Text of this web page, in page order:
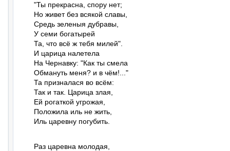
"Ты прекрасна, спору нет;
Но живет без всякой славы,
Средь зеленыя дубравы,
У семи богатырей
Та, что всё ж тебя милей".
И царица налетела
На Чернавку: "Как ты смела
Обмануть меня? и в чём!..."
Та призналася во всём:
Так и так. Царица злая,
Ей рогаткой угрожая,
Положила иль не жить,
Иль царевну погубить.
Раз царевна молодая,